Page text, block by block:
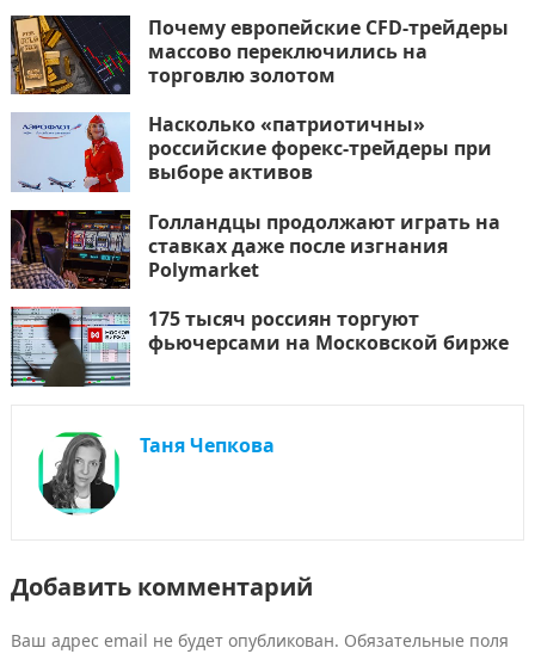
Почему европейские CFD-трейдеры
массово переключились на
торговлю золотом
Насколько «патриотичны»
российские форекс-трейдеры при
выборе активов
Голландцы продолжают играть на
ставках даже после изгнания
Polymarket
175 тысяч россиян торгуют
фьючерсами на Московской бирже
Таня Чепкова
Добавить комментарий
Ваш адрес email не будет опубликован. Обязательные поля